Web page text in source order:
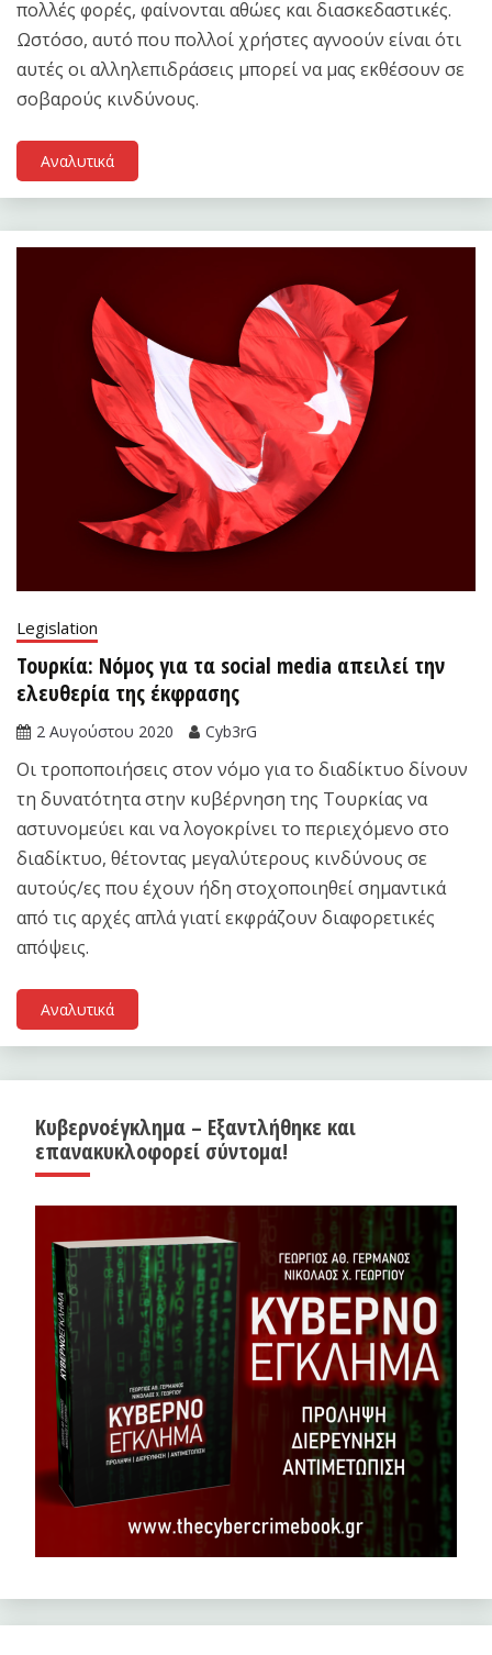
πολλές φορές, φαίνονται αθώες και διασκεδαστικές.
Ωστόσο, αυτό που πολλοί χρήστες αγνοούν είναι ότι
αυτές οι αλληλεπιδράσεις μπορεί να μας εκθέσουν σε
σοβαρούς κινδύνους.
Αναλυτικά
Legislation
Τουρκία: Νόμος για τα social media απειλεί την
ελευθερία της έκφρασης
2 Αυγούστου 2020 Cyb3rG
Οι τροποποιήσεις στον νόμο για το διαδίκτυο δίνουν
τη δυνατότητα στην κυβέρνηση της Τουρκίας να
αστυνομεύει και να λογοκρίνει το περιεχόμενο στο
διαδίκτυο, θέτοντας μεγαλύτερους κινδύνους σε
αυτούς/ες που έχουν ήδη στοχοποιηθεί σημαντικά
από τις αρχές απλά γιατί εκφράζουν διαφορετικές
απόψεις.
Αναλυτικά
Κυβερνοέγκλημα – Εξαντλήθηκε και
επανακυκλοφορεί σύντομα!